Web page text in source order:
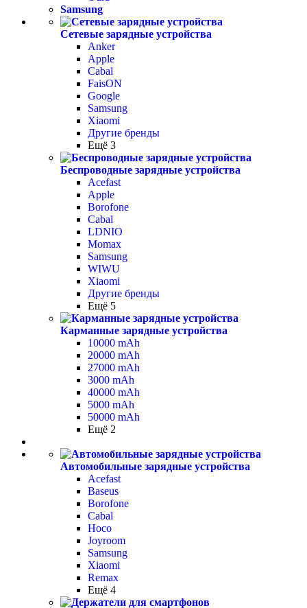
Samsung
Сетевые зарядные устройства
Anker
Apple
Cabal
FaisON
Google
Samsung
Xiaomi
Другие бренды
Ещё 3
Беспроводные зарядные устройства
Acefast
Apple
Borofone
Cabal
LDNIO
Momax
Samsung
WIWU
Xiaomi
Другие бренды
Ещё 5
Карманные зарядные устройства
10000 mAh
20000 mAh
27000 mAh
3000 mAh
40000 mAh
5000 mAh
50000 mAh
Ещё 2
Автомобильные зарядные устройства
Acefast
Baseus
Borofone
Cabal
Hoco
Joyroom
Samsung
Xiaomi
Remax
Ещё 4